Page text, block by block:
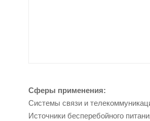
Сферы применения:
Системы связи и
Источники бесперебойного